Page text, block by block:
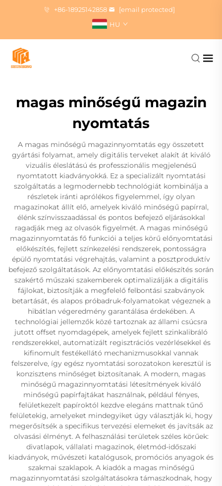
+86-18925142858
[email protected]
HU
magas minőségű magazin
nyomtatás
A magas minőségű magazinnyomtatás egy összetett
gyártási folyamat, amely digitális terveket alakít át kiváló
vizuális éleslátású és professzionális megjelenésű
nyomtatott kiadványokká. Ez a specializált nyomtatási
szolgáltatás a legmodernebb technológiát kombinálja a
részletek iránti aprólékos figyelemmel, így olyan
magazinokat állít elő, amelyek kiváló minőségű papírral,
élénk színvisszaadással és pontos befejező eljárásokkal
ragadják meg az olvasók figyelmét. A magas minőségű
magazinnyomtatás fő funkciói a teljes körű előnyomtatási
előkészítés, fejlett színkezelési rendszerek, pontosságra
épülő nyomtatási végrehajtás, valamint a posztproduktív
befejező szolgáltatások. Az előnyomtatási előkészítés során
szakértő műszaki szakemberek optimalizálják a digitális
fájlokat, biztosítják a megfelelő felbontási szabványok
betartását, és alapos próbadruk-folyamatokat végeznek a
hibátlan végeredmény garantálása érdekében. A
technológiai jellemzők közé tartoznak az állami csúcsra
jutott offset nyomdagépek, amelyek fejlett szinkalibráló
rendszerekkel, automatizált regisztrációs vezérlésekkel és
kifinomult festékellátó mechanizmusokkal vannak
felszerelve, így egész nyomtatási sorozatokon keresztül is
konzisztens minőséget biztosítanak. A modern, magas
minőségű magazinnyomtatási létesítmények kiváló
minőségű papírfajtákat használnak, például fényes,
felületkezelt papíroktól kezdve elegáns mattnak tűnő
felületekig, amelyeket mindegyiket úgy választják ki, hogy
megerősítsék a specifikus tervezési elemeket és javítsák az
olvasási élményt. A felhasználási területek széles körűek:
divatlapok, vállalati magazinok, életmód-időszaki
kiadványok, művészeti katalógusok, promóciós anyagok és
szakmai szaklapok. A kiadók a magas minőségű
magazinnyomtatási szolgáltatásokra támaszkodnak, hogy